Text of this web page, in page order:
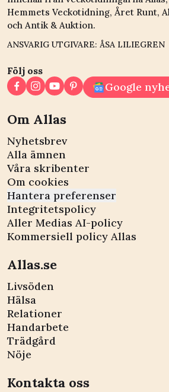
Hemmets Veckotidning, Året Runt,
och Antik & Auktion.
ANSVARIG UTGIVARE: ÅSA LILIEGREN
Följ oss
Google
Om Allas
Nyhetsbrev
Alla ämnen
Våra skribenter
Om cookies
Hantera preferenser
Integritetspolicy
Aller Medias AI-policy
Kommersiell policy Allas
Allas.se
Livsöden
Hälsa
Relationer
Handarbete
Trädgård
Nöje
Kontakta oss